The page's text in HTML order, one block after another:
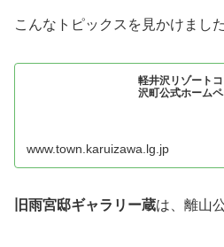
こんなトピックスを見かけました
軽井沢リゾート
沢町公式ホームペ
www.town.karuizawa.lg.jp
旧雨宮邸ギャラリー蔵は、離山